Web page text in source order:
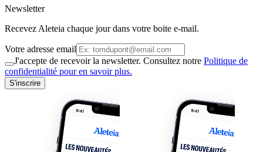
Newsletter
Recevez Aleteia chaque jour dans votre boite e-mail.
Votre adresse email
J'accepte de recevoir la newsletter. Consultez notre Politique de
confidentialité pour en savoir plus.
S'inscrire